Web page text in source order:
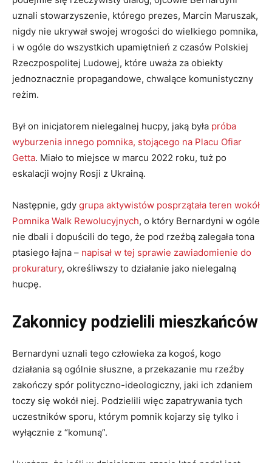
uznali stowarzyszenie, którego prezes, Marcin Maruszak,
nigdy nie ukrywał swojej wrogości do wielkiego pomnika,
i w ogóle do wszystkich upamiętnień z czasów Polskiej
Rzeczpospolitej Ludowej, które uważa za obiekty
jednoznacznie propagandowe, chwalące komunistyczny
reżim.
Był on inicjatorem nielegalnej hucpy, jaką była próba
wyburzenia innego pomnika, stojącego na Placu Ofiar
Getta. Miało to miejsce w marcu 2022 roku, tuż po
eskalacji wojny Rosji z Ukrainą.
Następnie, gdy grupa aktywistów posprzątała teren wokół
Pomnika Walk Rewolucyjnych, o który Bernardyni w ogóle
nie dbali i dopuścili do tego, że pod rzeźbą zalegała tona
ptasiego łajna – napisał w tej sprawie zawiadomienie do
prokuratury, określiwszy to działanie jako nielegalną
hucpę.
Zakonnicy podzielili mieszkańców
Bernardyni uznali tego człowieka za kogoś, kogo
działania są ogólnie słuszne, a przekazanie mu rzeźby
zakończy spór polityczno-ideologiczny, jaki ich zdaniem
toczy się wokół niej. Podzielili więc zapatrywania tych
uczestników sporu, którym pomnik kojarzy się tylko i
wyłącznie z “komuną”.